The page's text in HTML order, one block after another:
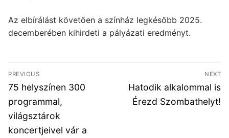
Az elbírálást követően a színház legkésőbb 2025.
decemberében kihirdeti a pályázati eredményt.
Bejegyzés
navigáció
PREVIOUS
Previous
post:
75 helyszínen 300
programmal,
világsztárok
koncertjeivel vár a
NEXT
Next
post:
Hatodik alkalommal is
Érezd Szombathelyt!